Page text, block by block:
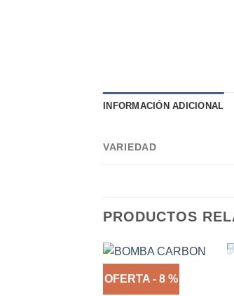
INFORMACIÓN ADICIONAL
VARIEDAD
PRODUCTOS
OFERTA - 8 %